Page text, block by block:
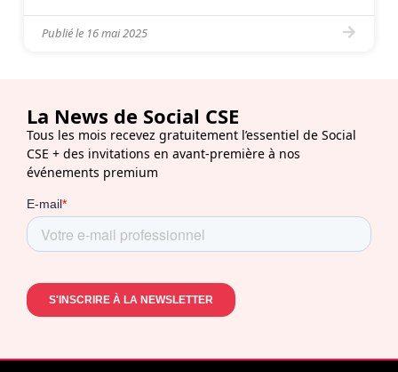
ont la réponse claire. Voici […]
Publié le 16 mai 2025
La News de Social CSE
Tous les mois recevez gratuitement l’essentiel de Social
CSE + des invitations en avant-première à nos
événements premium